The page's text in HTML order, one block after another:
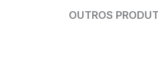
OUTROS